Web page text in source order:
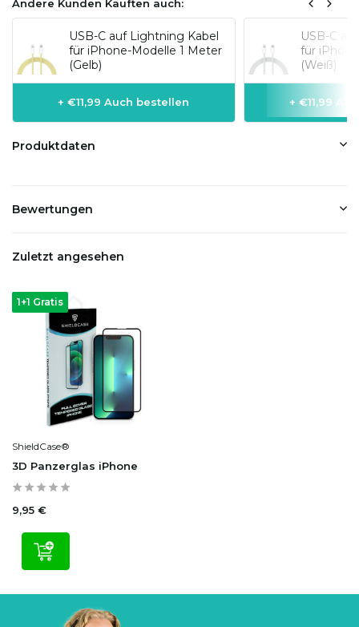
Andere Kunden Kauften auch:
USB-C auf Lightning Kabel
für iPhone-Modelle 1 Meter
(Gelb)
+ €11,99 Auch bestellen
USB-C
für
(Weiß)
+ €11,99
Produktdaten
Bewertungen
Zuletzt angesehen
1+1 Gratis
ShieldCase®
3D Panzerglas iPhone
9,95 €